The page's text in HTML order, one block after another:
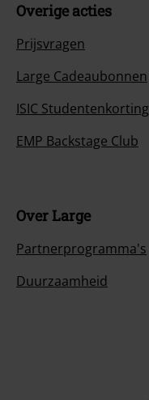
Overige acties
Prijsvragen
Large Cadeaubonnen
ISIC Studentenkorting
EMP Backstage Club
Over Large
Partnerprogramma's
Duurzaamheid